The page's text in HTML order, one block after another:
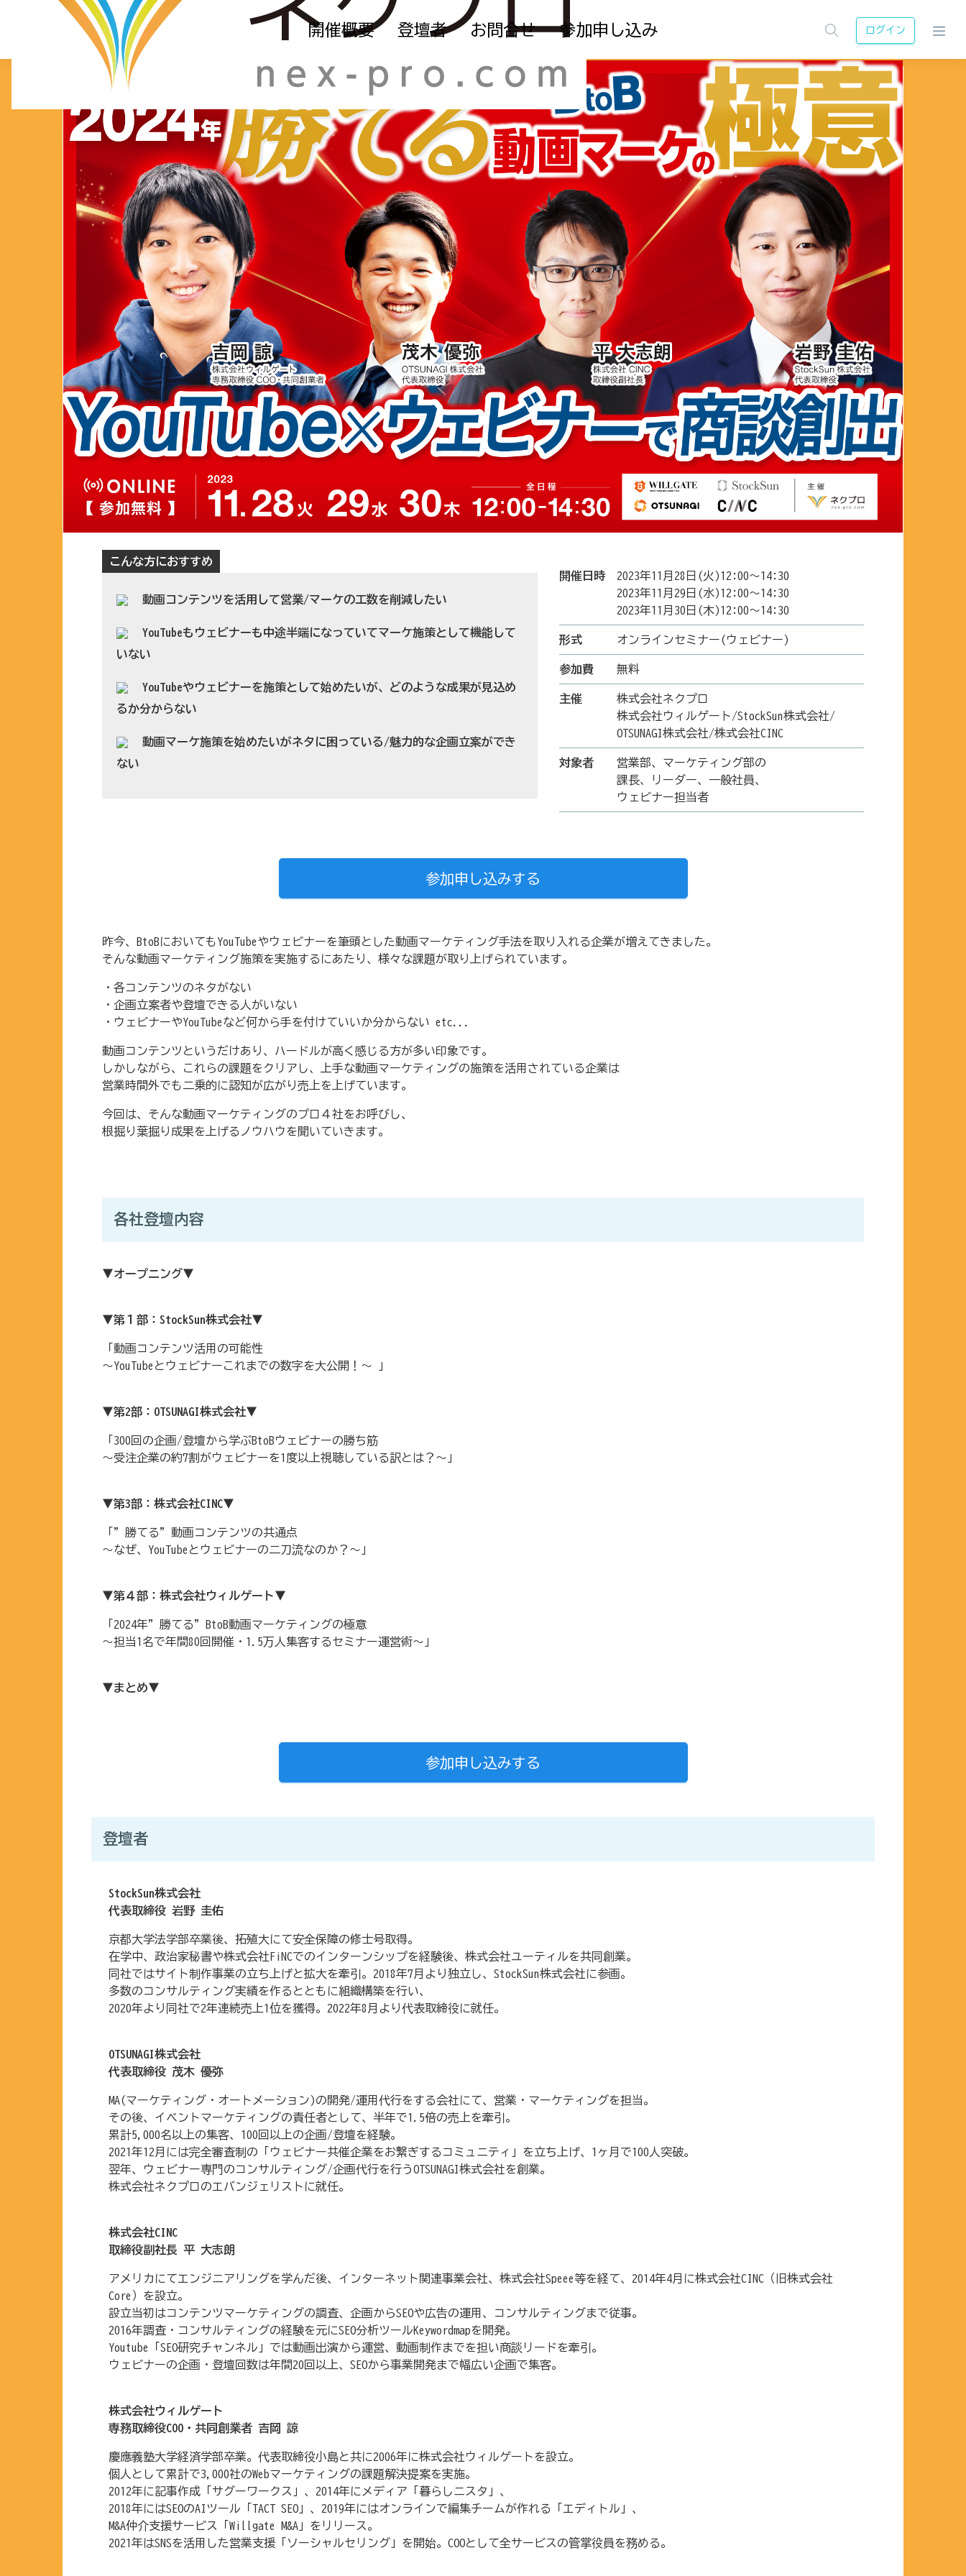
ログイン
こんな方におすすめ
動画コンテンツを活用して営業/マーケの工数を削減したい
YouTubeもウェビナーも中途半端になっていてマーケ施策として機能して
いない
YouTubeやウェビナーを施策として始めたいが、どのような成果が見込め
るか分からない
動画マーケ施策を始めたいがネタに困っている/魅力的な企画立案ができ
ない
開催日時
2023年11月28日(火)12:00〜14:30
2023年11月29日(水)12:00〜14:30
2023年11月30日(木)12:00〜14:30
形式 オンラインセミナー(ウェビナー)
参加費 無料
主催
株式会社ネクプロ
株式会社ウィルゲート/StockSun株式会社/
OTSUNAGI株式会社/株式会社CINC
対象者
営業部、マーケティング部の
課長、リーダー、一般社員、
ウェビナー担当者
参加申し込みする
昨今、BtoBにおいてもYouTubeやウェビナーを筆頭とした動画マーケティング手法を取り入れる企業が増えてきました。
そんな動画マーケティング施策を実施するにあたり、様々な課題が取り上げられています。
・各コンテンツのネタがない
・企画立案者や登壇できる人がいない
・ウェビナーやYouTubeなど何から手を付けていいか分からない etc...
動画コンテンツというだけあり、ハードルが高く感じる方が多い印象です。
しかしながら、これらの課題をクリアし、上手な動画マーケティングの施策を活用されている企業は
営業時間外でも二乗的に認知が広がり売上を上げています。
今回は、そんな動画マーケティングのプロ４社をお呼びし、
根掘り葉掘り成果を上げるノウハウを聞いていきます。
各社登壇内容
▼オープニング▼
▼第１部：StockSun株式会社▼
「動画コンテンツ活用の可能性
〜YouTubeとウェビナーこれまでの数字を大公開！〜 」
▼第2部：OTSUNAGI株式会社▼
「300回の企画/登壇から学ぶBtoBウェビナーの勝ち筋
〜受注企業の約7割がウェビナーを1度以上視聴している訳とは？〜」
▼第3部：株式会社CINC▼
「”勝てる”動画コンテンツの共通点
〜なぜ、YouTubeとウェビナーの二刀流なのか？〜」
▼第４部：株式会社ウィルゲート▼
「2024年”勝てる”BtoB動画マーケティングの極意
〜担当1名で年間80回開催・1.5万人集客するセミナー運営術〜」
▼まとめ▼
参加申し込みする
登壇者
StockSun株式会社
代表取締役 岩野 圭佑
京都大学法学部卒業後、拓殖大にて安全保障の修士号取得。
在学中、政治家秘書や株式会社FiNCでのインターンシップを経験後、株式会社ユーティルを共同創業。
同社ではサイト制作事業の立ち上げと拡大を牽引。2018年7月より独立し、StockSun株式会社に参画。
多数のコンサルティング実績を作るとともに組織構築を行い、
2020年より同社で2年連続売上1位を獲得。2022年8月より代表取締役に就任。
OTSUNAGI株式会社
代表取締役 茂木 優弥
MA(マーケティング・オートメーション)の開発/運用代行をする会社にて、営業・マーケティングを担当。
その後、イベントマーケティングの責任者として、半年で1.5倍の売上を牽引。
累計5,000名以上の集客、100回以上の企画/登壇を経験。
2021年12月には完全審査制の「ウェビナー共催企業をお繋ぎするコミュニティ」を立ち上げ、1ヶ月で100人突破。
翌年、ウェビナー専門のコンサルティング/企画代行を行うOTSUNAGI株式会社を創業。
株式会社ネクプロのエバンジェリストに就任。
株式会社CINC
取締役副社長 平 大志朗
アメリカにてエンジニアリングを学んだ後、インターネット関連事業会社、株式会社Speee等を経て、2014年4月に株式会社CINC（旧株式会社
Core）を設立。
設立当初はコンテンツマーケティングの調査、企画からSEOや広告の運用、コンサルティングまで従事。
2016年調査・コンサルティングの経験を元にSEO分析ツールKeywordmapを開発。
Youtube「SEO研究チャンネル」では動画出演から運営、動画制作までを担い商談リードを牽引。
ウェビナーの企画・登壇回数は年間20回以上、SEOから事業開発まで幅広い企画で集客。
株式会社ウィルゲート
専務取締役COO・共同創業者 吉岡 諒
慶應義塾大学経済学部卒業。代表取締役小島と共に2006年に株式会社ウィルゲートを設立。
個人として累計で3,000社のWebマーケティングの課題解決提案を実施。
2012年に記事作成「サグーワークス」、2014年にメディア「暮らしニスタ」、
2018年にはSEOのAIツール「TACT SEO」、2019年にはオンラインで編集チームが作れる「エディトル」、
M&A仲介支援サービス「Willgate M&A」をリリース。
2021年はSNSを活用した営業支援「ソーシャルセリング」を開始。COOとして全サービスの管掌役員を務める。
開催概要 登壇者 お問合せ 参加申し込み